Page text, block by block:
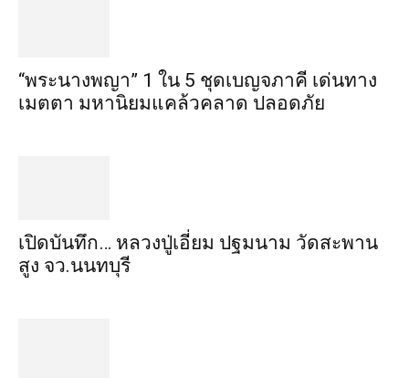
“พระ​นาง​พญา” 1 ใน 5​ ชุดเบญจ​ภาคี​ เด่นทาง
เมตตา​ มหา​นิยม​แคล้วคลาด​ ปลอดภัย​
เปิดบันทึก… หลวงปู่เอี่ยม ​ปฐม​นาม​ วัดสะพาน
สูง​ จว.นนทบุรี